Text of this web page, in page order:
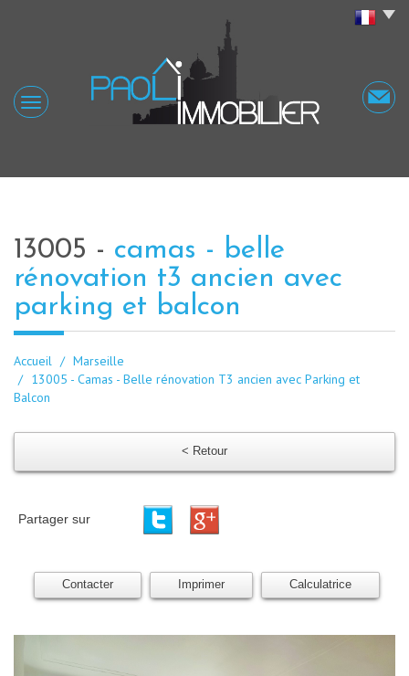
13005 - camas - belle
rénovation t3 ancien avec
parking et balcon
Accueil
Marseille
13005 - Camas - Belle rénovation T3 ancien avec Parking et
Balcon
< Retour
Partager sur
Contacter Imprimer Calculatrice